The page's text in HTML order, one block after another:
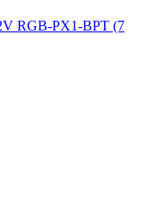
RGB-PX1-BPT (7